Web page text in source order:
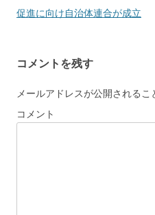
稿
ゲ
ー
シ
促進に向け自治体連合が成立
コメントを残す
メールアドレスが公開されるこ
コメント